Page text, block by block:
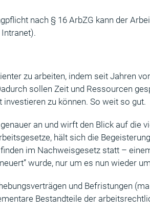
nach § 16 ArbZG kann der
zu arbeiten, indem seit Jahren
sollen Zeit und Ressourcen
zu können. So weit so gut.
an und wirft den Blick auf die
hält sich die
im Nachweisgesetz statt –
wurde, nur um es nun wieder
und Befristungen
Bestandteile der